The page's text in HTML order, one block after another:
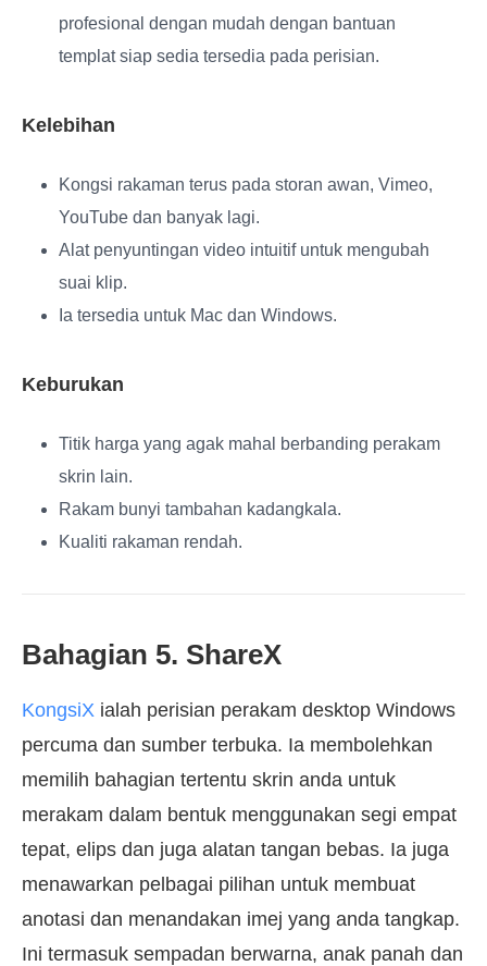
profesional dengan mudah dengan bantuan
templat siap sedia tersedia pada perisian.
Kelebihan
Kongsi rakaman terus pada storan awan, Vimeo,
YouTube dan banyak lagi.
Alat penyuntingan video intuitif untuk mengubah
suai klip.
Ia tersedia untuk Mac dan Windows.
Keburukan
Titik harga yang agak mahal berbanding perakam
skrin lain.
Rakam bunyi tambahan kadangkala.
Kualiti rakaman rendah.
Bahagian 5. ShareX
KongsiX ialah perisian perakam desktop Windows
percuma dan sumber terbuka. Ia membolehkan
memilih bahagian tertentu skrin anda untuk
merakam dalam bentuk menggunakan segi empat
tepat, elips dan juga alatan tangan bebas. Ia juga
menawarkan pelbagai pilihan untuk membuat
anotasi dan menandakan imej yang anda tangkap.
Ini termasuk sempadan berwarna, anak panah dan